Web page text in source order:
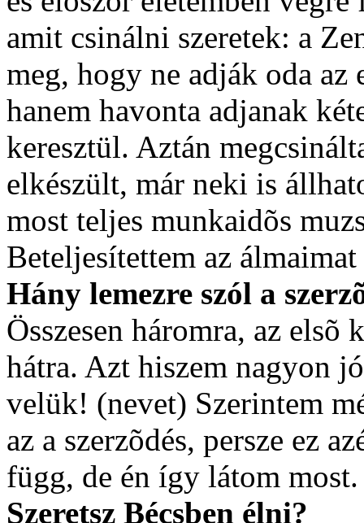
amit csinálni szeretek: a
meg, hogy ne adják oda az
hanem havonta adjanak
keresztül. Aztán
elkészült, már neki is
most teljes munkaidõs
Beteljesítettem az álmaimat
Hány lemezre szól a
Összesen háromra, az elsõ
hátra. Azt hiszem nagyon
velük! (nevet) Szerintem
az a szerzõdés, persze ez
függ, de én így látom most.
Szeretsz Bécsben élni?